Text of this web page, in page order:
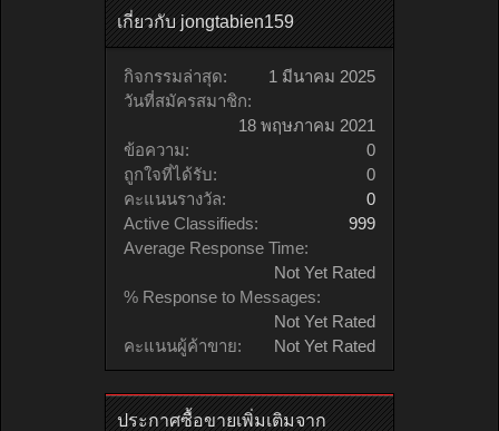
เกี่ยวกับ jongtabien159
กิจกรรมล่าสุด:
1 มีนาคม 2025
วันที่สมัครสมาชิก:
18 พฤษภาคม 2021
ข้อความ:
0
ถูกใจที่ได้รับ:
0
คะแนนรางวัล:
0
Active Classifieds:
999
Average Response Time:
Not Yet Rated
% Response to Messages:
Not Yet Rated
คะแนนผู้ค้าขาย:
Not Yet Rated
ประกาศซื้อขายเพิ่มเติมจาก